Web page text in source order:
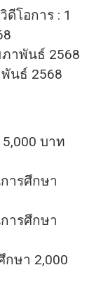
ดีโอการ : 1
ภาพันธ์ 2568
นธ์ 2568
บาท
ารศึกษา
ารศึกษา
ษา 2,000